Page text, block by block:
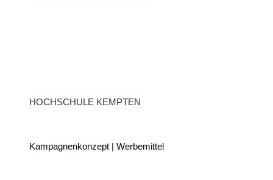
HOCHSCHULE KEMPTEN
Kampagnenkonzept | Werbemittel